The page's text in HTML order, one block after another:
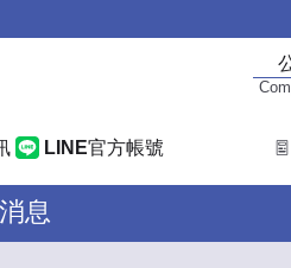
LINE官方帳號
息